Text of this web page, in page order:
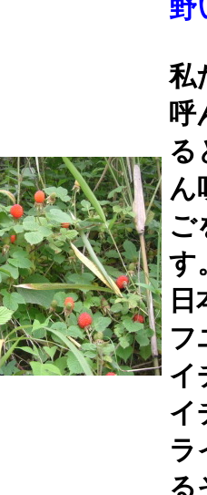
野
私
呼
る
ん
ご
す
フ
イ
イ
ラ
る